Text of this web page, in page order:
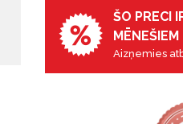
ŠO PRECI
Aizņemies